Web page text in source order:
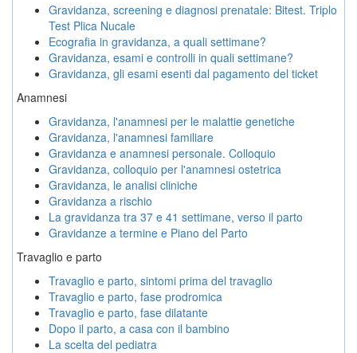
Gravidanza, screening e diagnosi prenatale: Bitest. Triplo
Test Plica Nucale
Ecografia in gravidanza, a quali settimane?
Gravidanza, esami e controlli in quali settimane?
Gravidanza, gli esami esenti dal pagamento del ticket
Anamnesi
Gravidanza, l'anamnesi per le malattie genetiche
Gravidanza, l'anamnesi familiare
Gravidanza e anamnesi personale. Colloquio
Gravidanza, colloquio per l'anamnesi ostetrica
Gravidanza, le analisi cliniche
Gravidanza a rischio
La gravidanza tra 37 e 41 settimane, verso il parto
Gravidanze a termine e Piano del Parto
Travaglio e parto
Travaglio e parto, sintomi prima del travaglio
Travaglio e parto, fase prodromica
Travaglio e parto, fase dilatante
Dopo il parto, a casa con il bambino
La scelta del pediatra